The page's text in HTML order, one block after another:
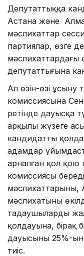
Депутаттыққа
Астана және
мәслихаттар
партиялар, өзге
мәслихаттардағы
депутаттығына
Ал өзiн-өзi ұсыну
комиссиясына
ретінде дауысқа
арқылы жүзеге
кандидатты
адамдар
арналған қол қою
комиссиясы
мәслихатының
таңдаушылардың
қолдауына, бiрақ
дауысының 25%-
тиiс.